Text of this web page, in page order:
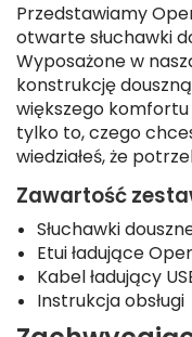
Przedstawiamy
otwarte słuchawki
Wyposażone w
konstrukcję
większego komfortu
tylko to, czego
wiedziałeś, że
Zawartość
Słuchawki
Etui ładujące
Kabel ładujący
Instrukcja obsługi